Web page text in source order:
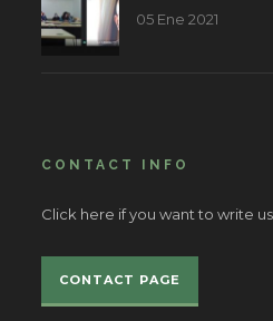
05 Ene 2021
CONTACT INFO
Click here if you want to write us.
CONTACT PAGE